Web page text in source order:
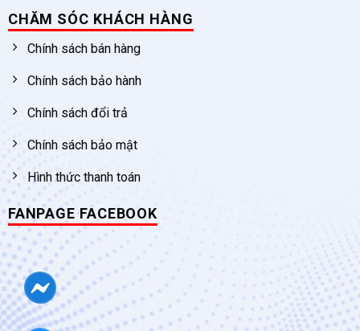
CHĂM SÓC KHÁCH HÀNG
Chính sách bán hàng
Chính sách bảo hành
Chính sách đổi trả
Chính sách bảo mật
Hình thức thanh toán
FANPAGE FACEBOOK